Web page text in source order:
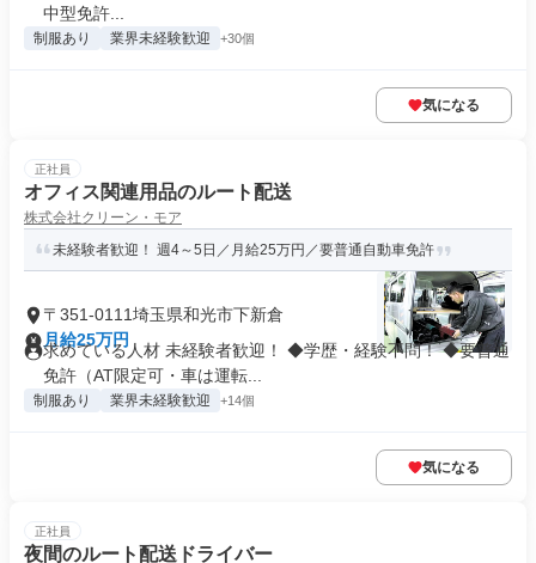
中型免許...
制服あり 業界未経験歓迎 +30個
気になる
正社員
オフィス関連用品のルート配送
株式会社クリーン・モア
未経験者歓迎！ 週4～5日／月給25万円／要普通自動車免許
〒351-0111埼玉県和光市下新倉
月給25万円
求めている人材 未経験者歓迎！ ◆学歴・経験不問！ ◆要普通
免許（AT限定可・車は運転...
制服あり 業界未経験歓迎 +14個
気になる
正社員
夜間のルート配送ドライバー